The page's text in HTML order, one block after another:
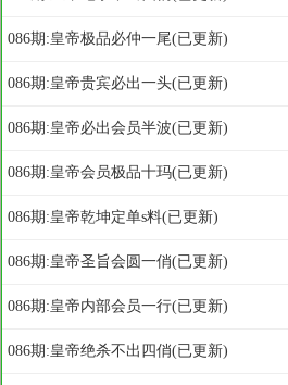
086期:皇帝极品必仲一尾(已更新)
086期:皇帝贵宾必出一头(已更新)
086期:皇帝必出会员半波(已更新)
086期:皇帝会员极品十玛(已更新)
086期:皇帝乾坤定单s料(已更新)
086期:皇帝圣旨会圆一俏(已更新)
086期:皇帝内部会员一行(已更新)
086期:皇帝绝杀不出四俏(已更新)